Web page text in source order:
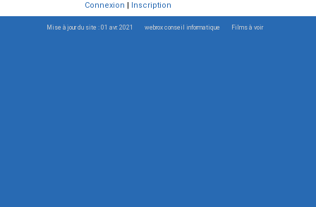
Connexion | Inscription
Mise à jour du site : 01 avr. 2021 webrox conseil informatique Films à voir